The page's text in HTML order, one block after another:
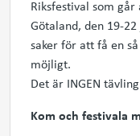
Riksfestival som går
Götaland, den 19-
saker för att få en
möjligt.
Det är INGEN
Kom och festivala